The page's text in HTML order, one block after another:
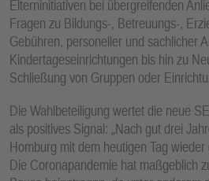
Elterninitiativen bei übergreifenden
Fragen zu Bildungs-, Betreuungs-,
Gebühren, personeller und sachlicher
Kindertageseinrichtungen bis hin zu
Schließung von Gruppen oder
Die Wahlbeteiligung wertet die neue
als positives Signal: „Nach gut drei
Homburg mit dem heutigen Tag
Die Coronapandemie hat maßgeblich